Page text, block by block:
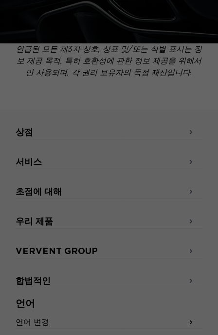
언급된 모든 제3자 상호, 상표 및/또는 식별 표시는 정
보 제공 목적, 특히 호환성에 관한 정보 제공을 위해서
만 사용되며, 각 권리 보유자의 독점 재산입니다.
언어
언어 변경
상점
서비스
초점에 대해
우리 제품
VERVENT GROUP
합법적인